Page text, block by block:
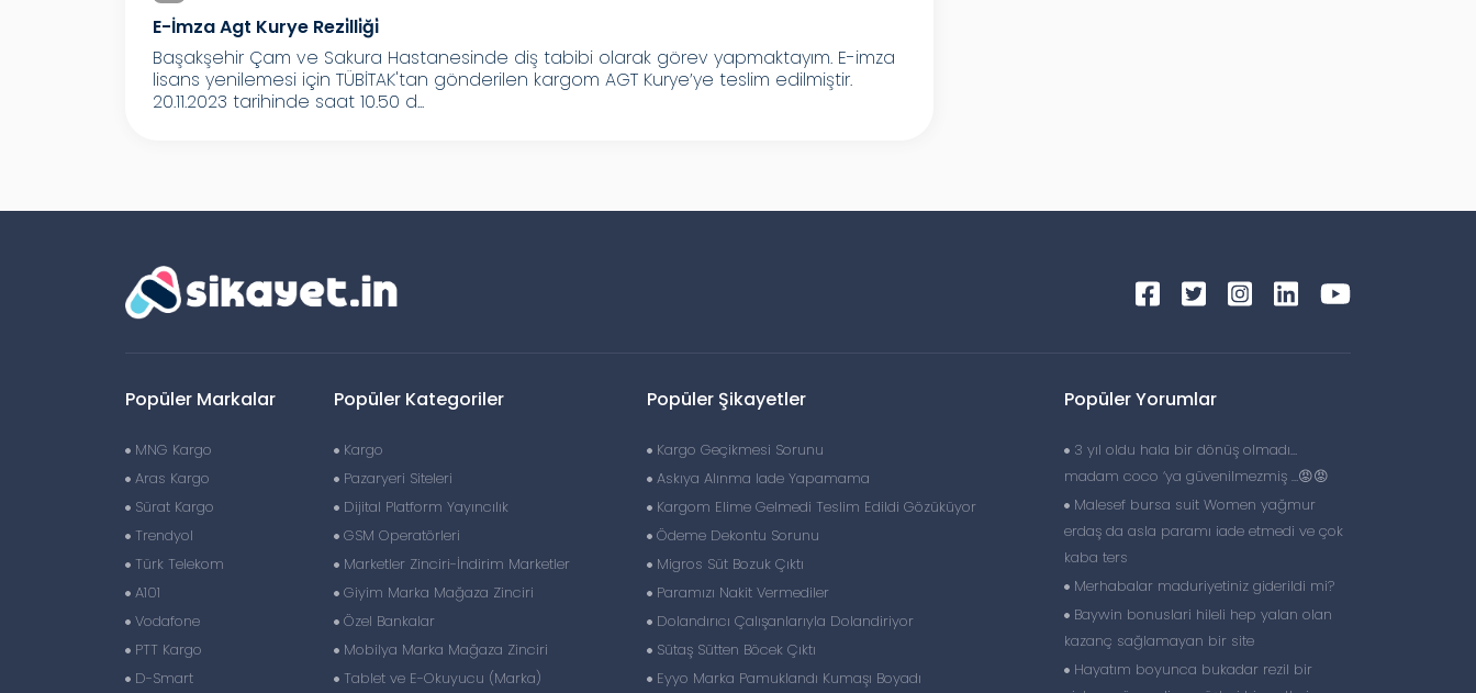
E-İmza Agt Kurye Rezi̇lli̇ği̇
Başakşehir Çam ve Sakura Hastanesinde diş tabibi olarak görev yapmaktayım. E-imza
lisans yenilemesi için TÜBİTAK'tan gönderilen kargom AGT Kurye’ye teslim edilmiştir.
20.11.2023 tarihinde saat 10.50 d...
Popüler Markalar
MNG Kargo
Aras Kargo
Sürat Kargo
Trendyol
Türk Telekom
A101
Vodafone
PTT Kargo
D-Smart
Popüler Kategoriler
Kargo
Pazaryeri Siteleri
Dijital Platform Yayıncılık
GSM Operatörleri
Marketler Zinciri-İndirim Marketler
Giyim Marka Mağaza Zinciri
Özel Bankalar
Mobilya Marka Mağaza Zinciri
Tablet ve E-Okuyucu (Marka)
Popüler Şikayetler
Kargo Geçikmesi Sorunu
Askıya Alınma Iade Yapamama
Kargom Elime Gelmedi Teslim Edildi Gözüküyor
Ödeme Dekontu Sorunu
Migros Süt Bozuk Çıktı
Paramızı Nakit Vermediler
Dolandırıcı Çalışanlarıyla Dolandiriyor
Sütaş Sütten Böcek Çıktı
Eyyo Marka Pamuklandı Kumaşı Boyadı
Popüler Yorumlar
3 yıl oldu hala bir dönüş olmadı…
madam coco ‘ya güvenilmezmiş …😡😡
Malesef bursa suit Women yağmur
erdaş da asla paramı iade etmedi ve çok
kaba ters
Merhabalar maduriyetiniz giderildi mi?
Baywin bonuslari hileli hep yalan olan
kazanç sağlamayan bir site
Hayatım boyunca bukadar rezil bir